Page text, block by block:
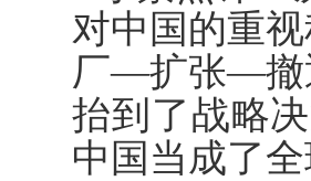
对中国的重
厂—扩张—撤
抬到了战略
中国当成了